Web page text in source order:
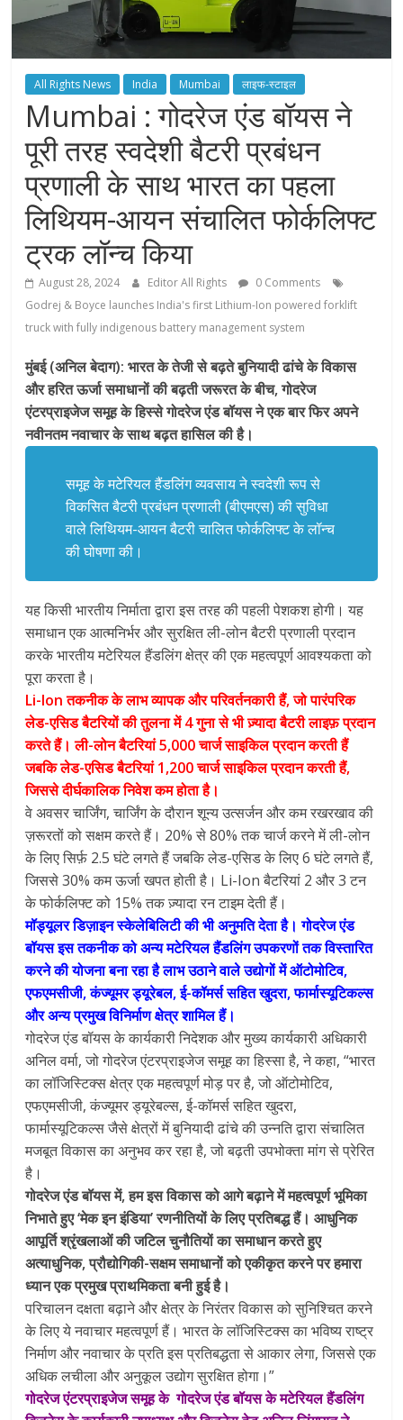
All Rights News India Mumbai लाइफ-स्टाइल
Mumbai : गोदरेज एंड बॉयस ने
पूरी तरह स्वदेशी बैटरी प्रबंधन
प्रणाली के साथ भारत का पहला
लिथियम-आयन संचालित फोर्कलिफ्ट
ट्रक लॉन्च किया
August 28, 2024 Editor All Rights
0 Comments
Godrej & Boyce launches India's first Lithium-Ion powered forklift
truck with fully indigenous battery management system
मुंबई (अनिल बेदाग): भारत के तेजी से बढ़ते बुनियादी ढांचे के विकास
और हरित ऊर्जा समाधानों की बढ़ती जरूरत के बीच, गोदरेज
एंटरप्राइजेज समूह के हिस्से गोदरेज एंड बॉयस ने एक बार फिर अपने
नवीनतम नवाचार के साथ बढ़त हासिल की है।
समूह के मटेरियल हैंडलिंग व्यवसाय ने स्वदेशी रूप से
विकसित बैटरी प्रबंधन प्रणाली (बीएमएस) की सुविधा
वाले लिथियम-आयन बैटरी चालित फोर्कलिफ्ट के लॉन्च
की घोषणा की।
यह किसी भारतीय निर्माता द्वारा इस तरह की पहली पेशकश होगी। यह
समाधान एक आत्मनिर्भर और सुरक्षित ली-लोन बैटरी प्रणाली प्रदान
करके भारतीय मटेरियल हैंडलिंग क्षेत्र की एक महत्वपूर्ण आवश्यकता को
पूरा करता है।
Li-Ion तकनीक के लाभ व्यापक और परिवर्तनकारी हैं, जो पारंपरिक
लेड-एसिड बैटरियों की तुलना में 4 गुना से भी ज़्यादा बैटरी लाइफ़ प्रदान
करते हैं। ली-लोन बैटरियां 5,000 चार्ज साइकिल प्रदान करती हैं
जबकि लेड-एसिड बैटरियां 1,200 चार्ज साइकिल प्रदान करती हैं,
जिससे दीर्घकालिक निवेश कम होता है।
वे अवसर चार्जिंग, चार्जिंग के दौरान शून्य उत्सर्जन और कम रखरखाव की
ज़रूरतों को सक्षम करते हैं। 20% से 80% तक चार्ज करने में ली-लोन
के लिए सिर्फ़ 2.5 घंटे लगते हैं जबकि लेड-एसिड के लिए 6 घंटे लगते हैं,
जिससे 30% कम ऊर्जा खपत होती है। Li-Ion बैटरियां 2 और 3 टन
के फोर्कलिफ्ट को 15% तक ज़्यादा रन टाइम देती हैं।
मॉड्यूलर डिज़ाइन स्केलेबिलिटी की भी अनुमति देता है। गोदरेज एंड
बॉयस इस तकनीक को अन्य मटेरियल हैंडलिंग उपकरणों तक विस्तारित
करने की योजना बना रहा है लाभ उठाने वाले उद्योगों में ऑटोमोटिव,
एफएमसीजी, कंज्यूमर ड्यूरेबल, ई-कॉमर्स सहित खुदरा, फार्मास्यूटिकल्स
और अन्य प्रमुख विनिर्माण क्षेत्र शामिल हैं।
गोदरेज एंड बॉयस के कार्यकारी निदेशक और मुख्य कार्यकारी अधिकारी
अनिल वर्मा, जो गोदरेज एंटरप्राइजेज समूह का हिस्सा है, ने कहा, “भारत
का लॉजिस्टिक्स क्षेत्र एक महत्वपूर्ण मोड़ पर है, जो ऑटोमोटिव,
एफएमसीजी, कंज्यूमर ड्यूरेबल्स, ई-कॉमर्स सहित खुदरा,
फार्मास्यूटिकल्स जैसे क्षेत्रों में बुनियादी ढांचे की उन्नति द्वारा संचालित
मजबूत विकास का अनुभव कर रहा है, जो बढ़ती उपभोक्ता मांग से प्रेरित
है।
गोदरेज एंड बॉयस में, हम इस विकास को आगे बढ़ाने में महत्वपूर्ण भूमिका
निभाते हुए ‘मेक इन इंडिया’ रणनीतियों के लिए प्रतिबद्ध हैं। आधुनिक
आपूर्ति श्रृंखलाओं की जटिल चुनौतियों का समाधान करते हुए
अत्याधुनिक, प्रौद्योगिकी-सक्षम समाधानों को एकीकृत करने पर हमारा
ध्यान एक प्रमुख प्राथमिकता बनी हुई है।
परिचालन दक्षता बढ़ाने और क्षेत्र के निरंतर विकास को सुनिश्चित करने
के लिए ये नवाचार महत्वपूर्ण हैं। भारत के लॉजिस्टिक्स का भविष्य राष्ट्र
निर्माण और नवाचार के प्रति इस प्रतिबद्धता से आकार लेगा, जिससे एक
अधिक लचीला और अनुकूल उद्योग सुरक्षित होगा।”
गोदरेज एंटरप्राइजेज समूह के गोदरेज एंड बॉयस के मटेरियल हैंडलिंग